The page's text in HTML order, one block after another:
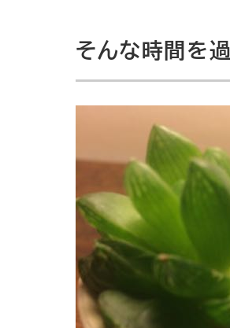
そんな時間を